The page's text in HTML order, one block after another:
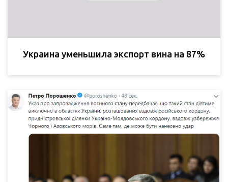
Украина уменьшила экспорт вина на 87%